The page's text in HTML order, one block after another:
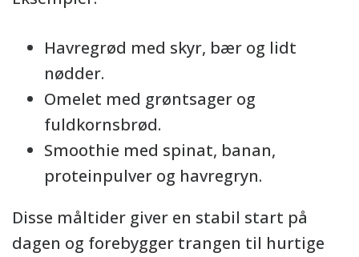
Havregrød med skyr, bær og lidt
nødder.
Omelet med grøntsager og
fuldkornsbrød.
Smoothie med spinat, banan,
proteinpulver og havregryn.
Disse måltider giver en stabil start på
dagen og forebygger trangen til hurtige